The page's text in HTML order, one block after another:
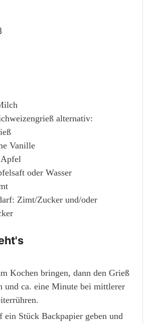
alternativ:
Vanille
oder Wasser
Zimt/Zucker und/oder
Kochen bringen, dann den Grieß
und ca. eine Minute bei mittlerer
ein Stück Backpapier geben und